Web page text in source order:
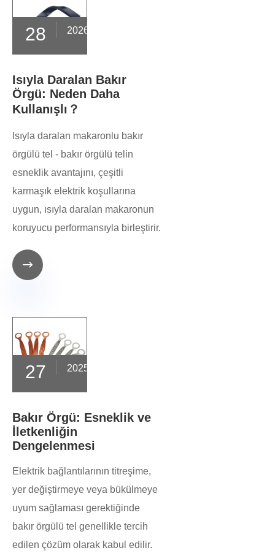
28 2026-02
Isıyla Daralan Bakır
Örgü: Neden Daha
Kullanışlı？
Isıyla daralan makaronlu bakır
örgülü tel - bakır örgülü telin
esneklik avantajını, çeşitli
karmaşık elektrik koşullarına
uygun, ısıyla daralan makaronun
koruyucu performansıyla birleştirir.

27 2025-12
Bakır Örgü: Esneklik ve
İletkenliğin
Dengelenmesi
Elektrik bağlantılarının titreşime,
yer değiştirmeye veya bükülmeye
uyum sağlaması gerektiğinde
bakır örgülü tel genellikle tercih
edilen çözüm olarak kabul edilir.